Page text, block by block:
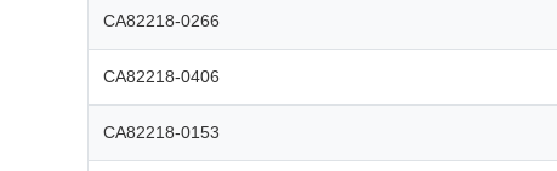
CA82218-0266
CA82218-0406
CA82218-0153